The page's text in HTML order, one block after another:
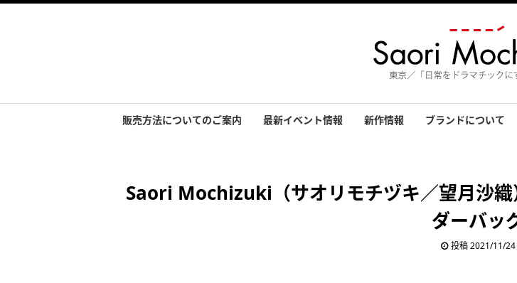
販売方法についてのご案内 最新イベント情報 新作情報 ブランドについて
Saori Mochizuki（サオリモチヅキ／望月沙
ダーバッ
投稿 2021/11/24